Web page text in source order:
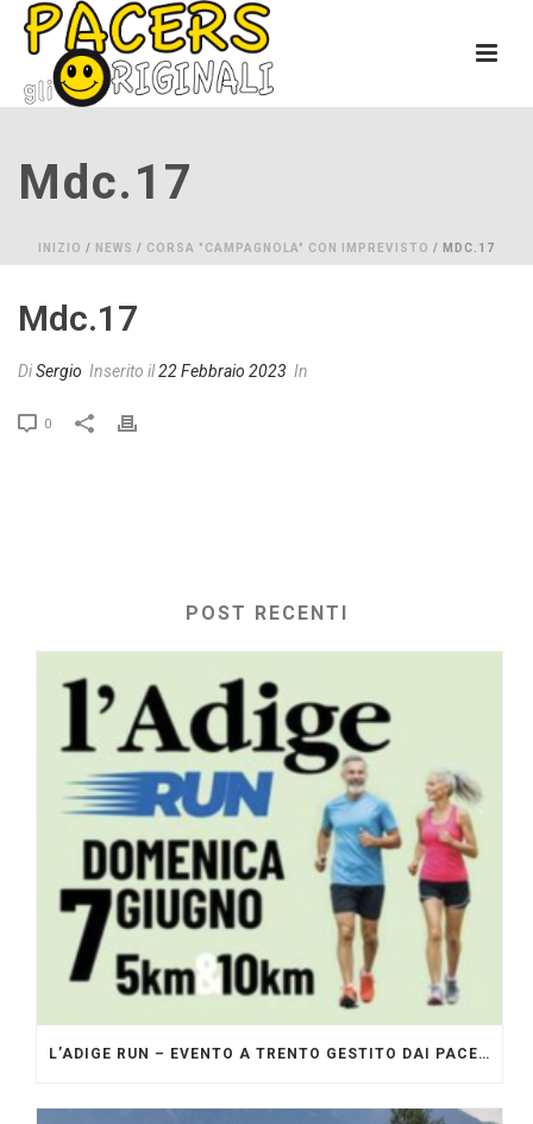
Mdc.17
INIZIO / NEWS / CORSA "CAMPAGNOLA" CON IMPREVISTO / MDC.17
Mdc.17
DiSergio Inserito il22 Febbraio 2023 In
0
POST RECENTI
L’ADIGE RUN – EVENTO A TRENTO GESTITO DAI PACERS GLI ORIGINALI